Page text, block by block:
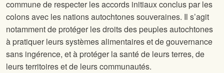
commune de respecter les accords initiaux conclus par les
colons avec les nations autochtones souveraines. Il s’agit
notamment de protéger les droits des peuples autochtones
à pratiquer leurs systèmes alimentaires et de gouvernance
sans ingérence, et à protéger la santé de leurs terres, de
leurs territoires et de leurs communautés.